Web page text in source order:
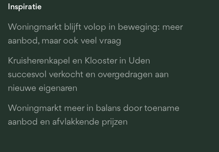
Inspiratie
Woningmarkt blijft volop in beweging: meer
aanbod, maar ook veel vraag
Kruisherenkapel en Klooster in Uden
succesvol verkocht en overgedragen aan
nieuwe eigenaren
Woningmarkt meer in balans door toename
aanbod en afvlakkende prijzen